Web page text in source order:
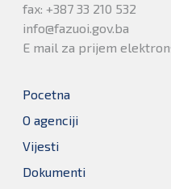
fax: +387 33 210 532
info@fazuoi.gov.ba
E mail za prijem
Pocetna
O agenciji
Vijesti
Dokumenti